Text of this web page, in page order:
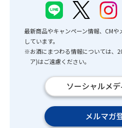
最新商品やキャンペーン情報、CM
しています。
※お酒にまつわる情報については、
ア)はご遠慮ください。
ソーシャルメ
メルマガ